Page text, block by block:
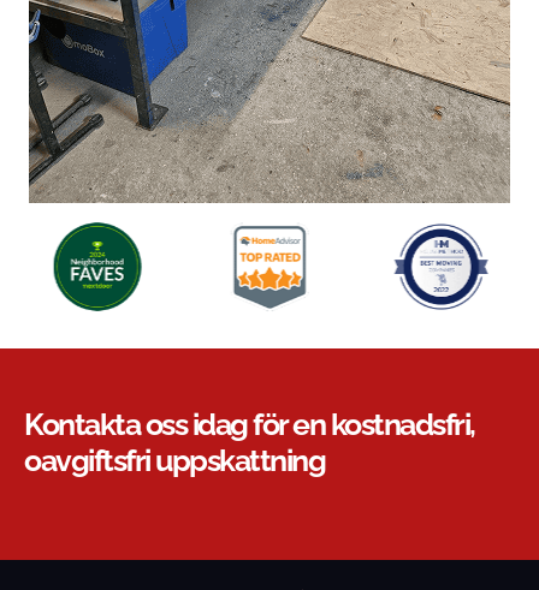
Kontakta oss idag för en kostnadsfri,
oavgiftsfri uppskattning